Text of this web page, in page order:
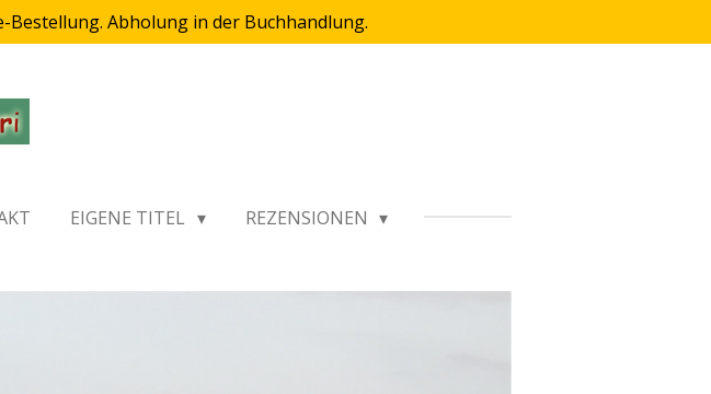
Abholung in der Buchhandlung.
EIGENE TITEL REZENSIONEN